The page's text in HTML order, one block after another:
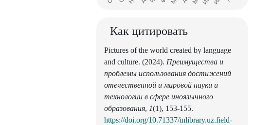
Как цитировать
Pictures of the world created by language
and culture. (2024). Преимущества и
проблемы использования достижений
отечественной и мировой науки и
технологии в сфере иноязычного
образования, 1(1), 153-155.
https://doi.org/10.71337/inlibrary.uz.field-